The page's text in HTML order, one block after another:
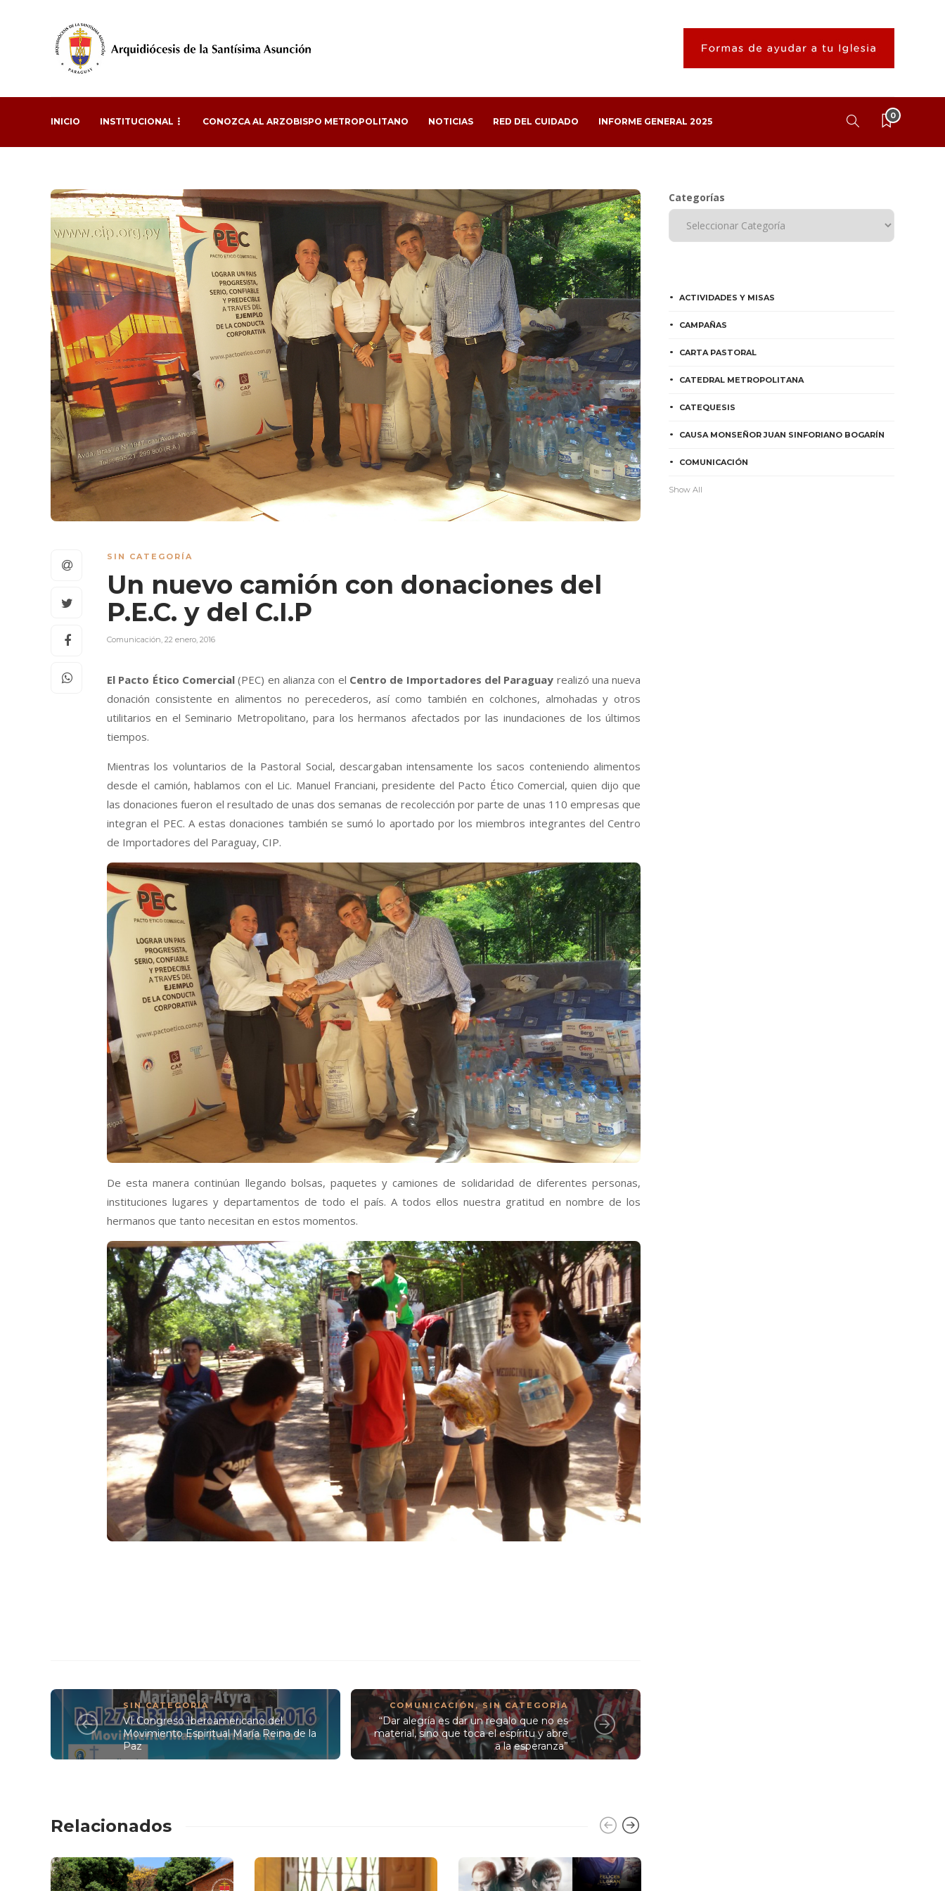
INICIO INSTITUCIONAL CONOZCA AL ARZOBISPO METROPOLITANO NOTICIAS RED DEL CUIDADO INFORME GENERAL 2025
0
SIN CATEGORÍA
Un nuevo camión con donaciones del
P.E.C. y del C.I.P
Comunicación, 22 enero, 2016
El Pacto Ético Comercial(PEC) en alianza con el Centro de Importadores del Paraguay realizó una nueva
donación consistente en alimentos no perecederos, así como también en colchones, almohadas y otros
utilitarios en el Seminario Metropolitano, para los hermanos afectados por las inundaciones de los últimos
tiempos.
Mientras los voluntarios de la Pastoral Social, descargaban intensamente los sacos conteniendo alimentos
desde el camión, hablamos con el Lic. Manuel Franciani, presidente del Pacto Ético Comercial, quien dijo que
las donaciones fueron el resultado de unas dos semanas de recolección por parte de unas 110 empresas que
integran el PEC. A estas donaciones también se sumó lo aportado por los miembros integrantes del Centro
de Importadores del Paraguay, CIP.
De esta manera continúan llegando bolsas, paquetes y camiones de solidaridad de diferentes personas,
instituciones lugares y departamentos de todo el país. A todos ellos nuestra gratitud en nombre de los
hermanos que tanto necesitan en estos momentos.
SIN CATEGORÍA
VI Congreso Iberoamericano del
Movimiento Espiritual María Reina de la
Paz
COMUNICACIÓN,SIN CATEGORÍA
“Dar alegría es dar un regalo que no es
material, sino que toca el espíritu y abre
a la esperanza”
Relacionados
Categorías
ACTIVIDADES Y MISAS
CAMPAÑAS
CARTA PASTORAL
CATEDRAL METROPOLITANA
CATEQUESIS
CAUSA MONSEÑOR JUAN SINFORIANO BOGARÍN
COMUNICACIÓN
Show All